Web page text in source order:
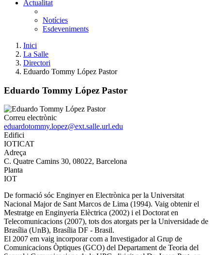
Actualitat
Notícies
Esdeveniments
Inici
La Salle
Directori
Eduardo Tommy López Pastor
Eduardo Tommy López Pastor
Correu electrònic
eduardotommy.lopez@ext.salle.url.edu
Edifici
IOTICAT
Adreça
C. Quatre Camins 30, 08022, Barcelona
Planta
IOT
De formació sóc Enginyer en Electrònica per la Universitat
Nacional Major de Sant Marcos de Lima (1994). Vaig obtenir el
Mestratge en Enginyeria Elèctrica (2002) i el Doctorat en
Telecomunicacions (2007), tots dos atorgats per la Universidade de
Brasília (UnB), Brasília DF - Brasil.
El 2007 em vaig incorporar com a Investigador al Grup de
Comunicacions Òptiques (GCO) del Departament de Teoria del